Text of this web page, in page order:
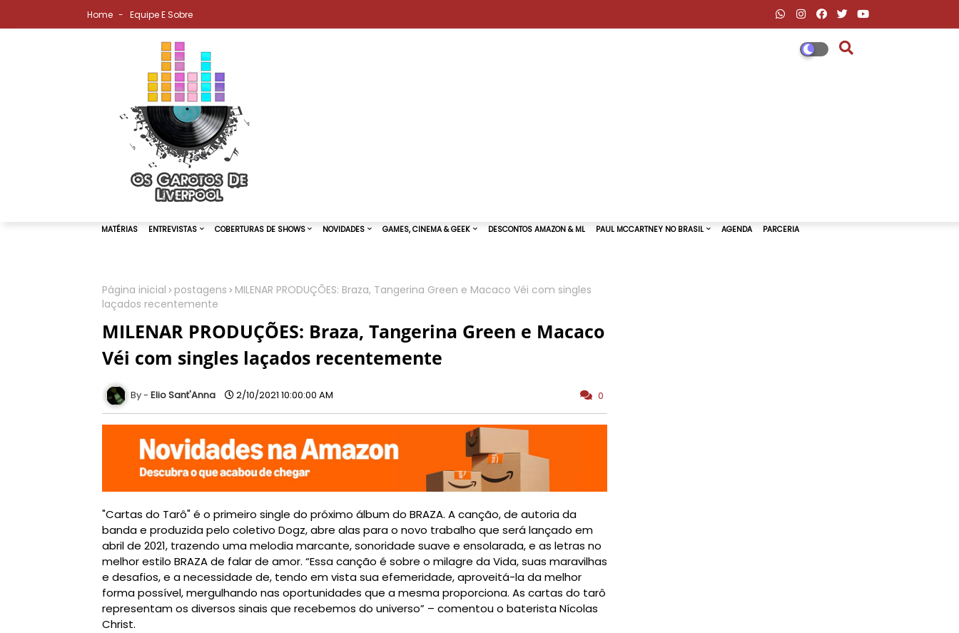
Home Equipe E Sobre
MATÉRIAS ENTREVISTAS
Página inicial postagens
MILENAR PRODUÇÕES: Braza, Tangerina Green e Macaco Véi com singles
laçados recentemente
MILENAR PRODUÇÕES: Braza, Tangerina Green e Macaco
Véi com singles laçados recentemente
Elio Sant'Anna 2/10/2021 10:00:00 AM 0
"Cartas do Tarô" é o primeiro single do próximo álbum do BRAZA. A canção, de autoria da
banda e produzida pelo coletivo Dogz, abre alas para o novo trabalho que será lançado em
abril de 2021, trazendo uma melodia marcante, sonoridade suave e ensolarada, e as letras no
melhor estilo BRAZA de falar de amor. “Essa canção é sobre o milagre da Vida, suas maravilhas
e desafios, e a necessidade de, tendo em vista sua efemeridade, aproveitá-la da melhor
forma possível, mergulhando nas oportunidades que a mesma proporciona. As cartas do tarô
representam os diversos sinais que recebemos do universo” – comentou o baterista Nícolas
Christ.